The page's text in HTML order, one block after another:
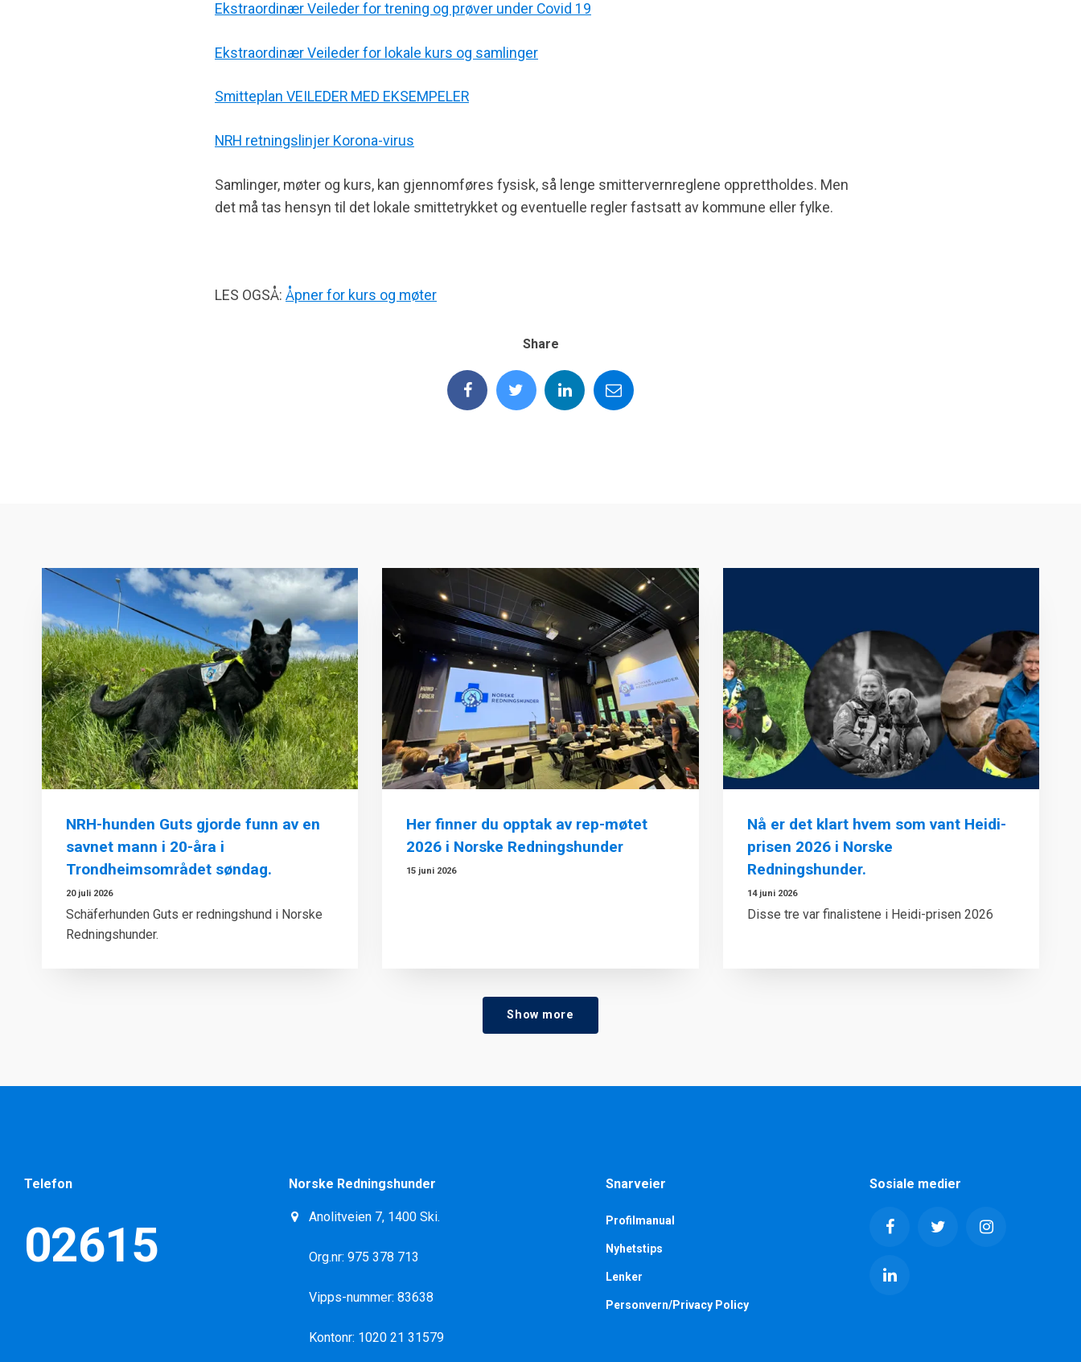
Ekstraordinær Veileder for trening og prøver under Covid 19
Ekstraordinær Veileder for lokale kurs og samlinger
Smitteplan VEILEDER MED EKSEMPELER
NRH retningslinjer Korona-virus
Samlinger, møter og kurs, kan gjennomføres fysisk, så lenge smittervernreglene opprettholdes. Men
det må tas hensyn til det lokale smittetrykket og eventuelle regler fastsatt av kommune eller fylke.
LES OGSÅ: Åpner for kurs og møter
Share
NRH-hunden Guts gjorde funn av en
savnet mann i 20-åra i
Trondheimsområdet søndag.
20 juli 2026
Schäferhunden Guts er redningshund i Norske
Redningshunder.
Her finner du opptak av rep-møtet
2026 i Norske Redningshunder
15 juni 2026
Nå er det klart hvem som vant Heidi-
prisen 2026 i Norske
Redningshunder.
14 juni 2026
Disse tre var finalistene i Heidi-prisen 2026
Show more
Telefon
02615
Norske Redningshunder
Anolitveien 7, 1400 Ski.
Org.nr: 975 378 713
Vipps-nummer: 83638
Kontonr: 1020 21 31579
Snarveier
Profilmanual
Nyhetstips
Lenker
Personvern/Privacy Policy
Sosiale medier